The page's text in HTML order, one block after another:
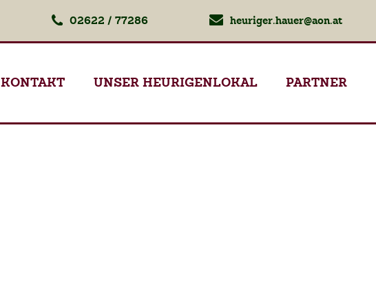
02622 / 77286 heuriger.hauer@aon.at
KONTAKT UNSER HEURIGENLOKAL PARTNER